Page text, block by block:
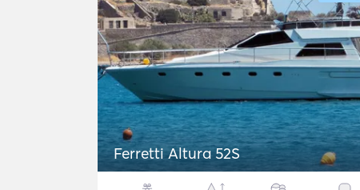
Ferretti Altura 52S